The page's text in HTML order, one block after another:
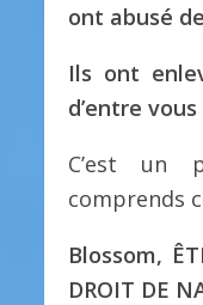
ont abusé de
Ils ont
d’entre
C’est un
comprends
Blossom,
DROIT DE